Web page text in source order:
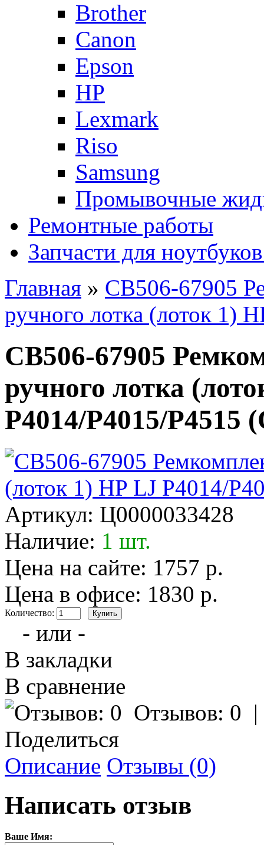
Brother
Canon
Epson
HP
Lexmark
Riso
Samsung
Промывочные
Ремонтные работы
Запчасти для
Главная » CB506-67905
ручного лотка (лоток 1)
CB506-67905
ручного лотка
P4014/P4015/P4515
Артикул: Ц0000033428
Наличие: 1 шт.
Цена на сайте: 1757 р.
Цена в офисе: 1830 р.
Количество:
- или -
В закладки
В сравнение
Отзывов: 0
Поделиться
Описание Отзывы (0)
Написать отзыв
Ваше Имя: